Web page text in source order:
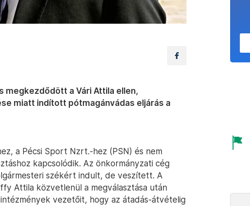
megkezdődött a Vári Attila ellen,
miatt indított pótmagánvádas eljárás a
a Pécsi Sport Nzrt.-hez (PSN) és nem
kapcsolódik. Az önkormányzati cég
székért indult, de veszített. A
Attila közvetlenül a megválasztása után
vezetőit, hogy az átadás-átvételig